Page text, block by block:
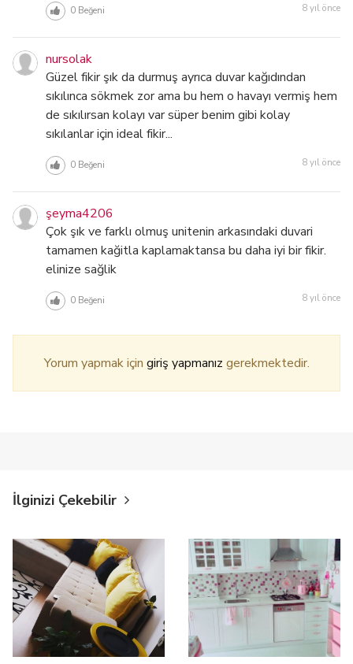
0Beğeni 8 yıl önce
nursolak
Güzel fikir şık da durmuş ayrıca duvar kağıdından
sıkılınca sökmek zor ama bu hem o havayı vermiş hem
de sıkılırsan kolayı var süper benim gibi kolay
sıkılanlar için ideal fikir...
0Beğeni 8 yıl önce
şeyma4206
Çok şık ve farklı olmuş unitenin arkasındaki duvari
tamamen kağitla kaplamaktansa bu daha iyi bir fikir.
elinize sağlik
0Beğeni 8 yıl önce
Yorum yapmak için giriş yapmanız gerekmektedir.
İlginizi Çekebilir